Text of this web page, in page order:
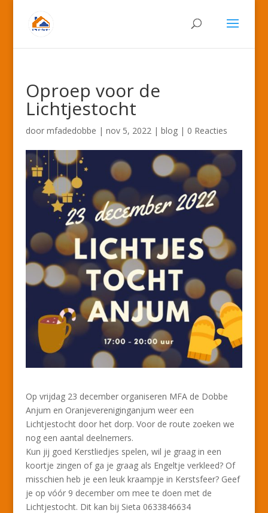
Oproep voor de
Lichtjestocht
door mfadedobbe | nov 5, 2022| blog| 0 Reacties
Op vrijdag 23 december organiseren MFA de Dobbe
Anjum en Oranjevereniginganjum weer een
Lichtjestocht door het dorp. Voor de route zoeken we
nog een aantal deelnemers.
Kun jij goed Kerstliedjes spelen, wil je graag in een
koortje zingen of ga je graag als Engeltje verkleed? Of
misschien heb je een leuk kraampje in Kerstsfeer? Geef
je op vóór 9 december om mee te doen met de
Lichtjestocht. Dit kan bij Sieta 0633846634